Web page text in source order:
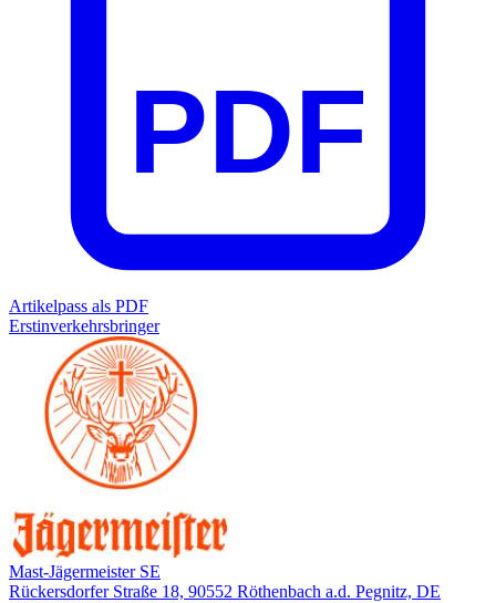
PDF
Artikelpass als PDF
Erstinverkehrsbringer
Mast-Jägermeister SE
Rückersdorfer Straße 18, 90552 Röthenbach a.d. Pegnitz, DE